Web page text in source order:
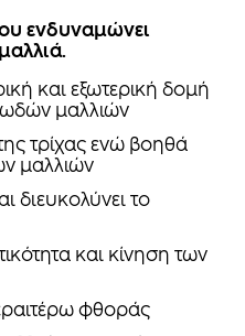
ενδυναμώνει
και εξωτερική δομή
μαλλιών
τρίχας ενώ βοηθά
μαλλιών
διευκολύνει το
και κίνηση των
φθοράς